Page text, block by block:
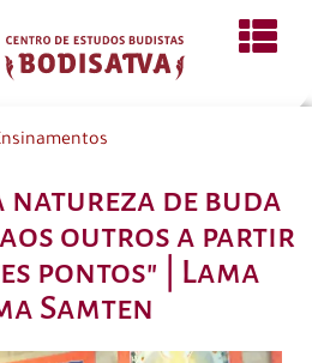
natureza de buda
outros a partir
pontos" | Lama
Samten